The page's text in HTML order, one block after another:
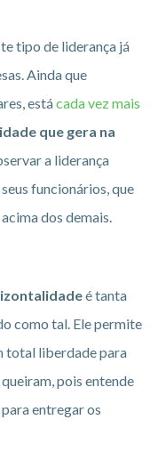
tipo de liderança já
Ainda que
estácada vez mais
que gera na
a liderança
funcionários, que
dos demais.
é tanta
como tal. Ele permite
total liberdade para
pois entende
entregar os